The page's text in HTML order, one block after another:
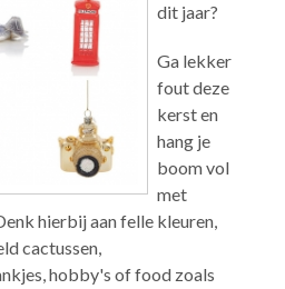
dit jaar?
Ga lekker
fout deze
kerst en
hang je
boom vol
met
hierbij aan felle kleuren,
cactussen,
hobby's of food zoals